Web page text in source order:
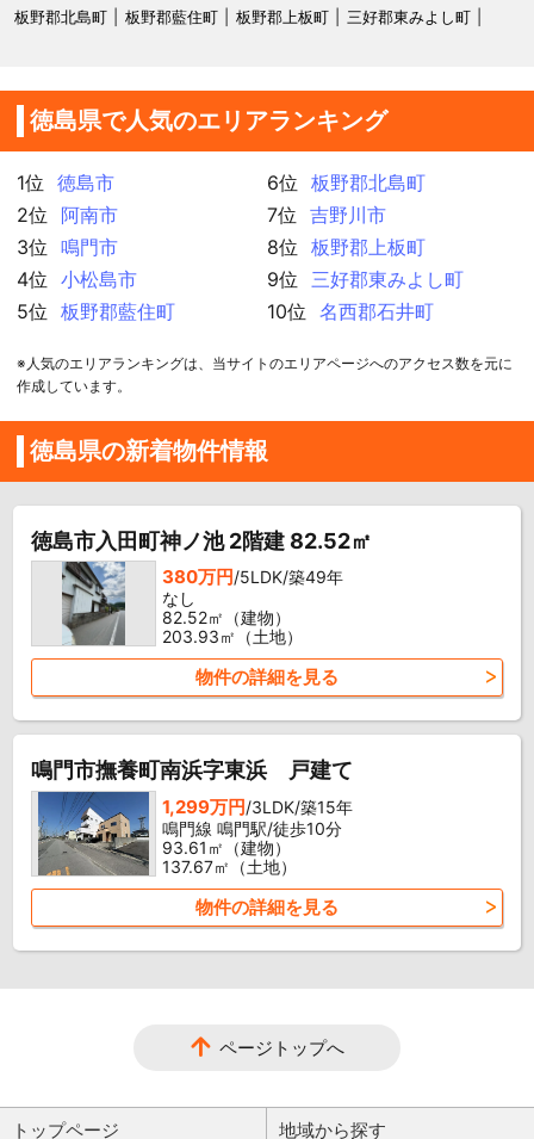
板野郡北島町
板野郡藍住町 板野郡上板町 三好郡東みよし町
徳島県で人気のエリアランキング
1位
徳島市
2位
阿南市
3位
鳴門市
4位
小松島市
5位
板野郡藍住町
6位
板野郡北島町
7位
吉野川市
8位
板野郡上板町
9位
三好郡東みよし町
10位
名西郡石井町
※人気のエリアランキングは、当サイトのエリアページへのアクセス数を元に
作成しています。
徳島県の新着物件情報
徳島市入田町神ノ池 2階建 82.52㎡
380万円/5LDK/築49年
なし
82.52㎡（建物）
203.93㎡（土地）
物件の詳細を見る
鳴門市撫養町南浜字東浜 戸建て
1,299万円/3LDK/築15年
鳴門線 鳴門駅/徒歩10分
93.61㎡（建物）
137.67㎡（土地）
物件の詳細を見る
ページトップへ
トップページ 地域から探す